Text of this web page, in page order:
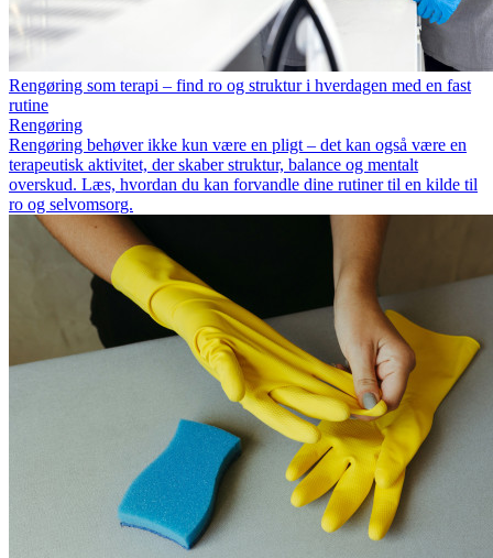
Rengøring som terapi – find ro og struktur i hverdagen med en fast
rutine
Rengøring
Rengøring behøver ikke kun være en pligt – det kan også være en
terapeutisk aktivitet, der skaber struktur, balance og mentalt
overskud. Læs, hvordan du kan forvandle dine rutiner til en kilde til
ro og selvomsorg.